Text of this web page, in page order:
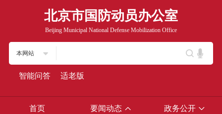
北京市国防动员办公室
Beijing Municipal National Defense Mobilization Office
本网站
智能问答 适老版
首页 要闻动态 政务公开